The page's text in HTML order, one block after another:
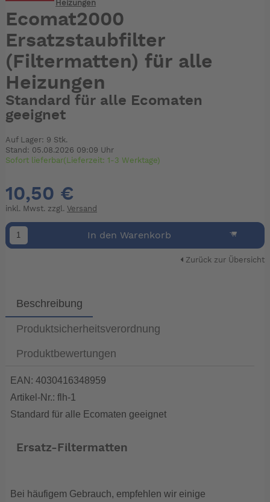
Heizungen
Ecomat2000
Ersatzstaubfilter
(Filtermatten) für alle
Heizungen
Standard für alle Ecomaten
geeignet
Auf Lager: 9 Stk.
Stand: 05.08.2026 09:09 Uhr
Sofort lieferbar(Lieferzeit: 1-3 Werktage)
10,50 €
inkl. Mwst. zzgl. Versand
In den Warenkorb
Zurück zur Übersicht
Beschreibung
Produktsicherheitsverordnung
Produktbewertungen
EAN: 4030416348959
Artikel-Nr.: flh-1
Standard für alle Ecomaten geeignet
Ersatz-Filtermatten
Bei häufigem Gebrauch, empfehlen wir einige